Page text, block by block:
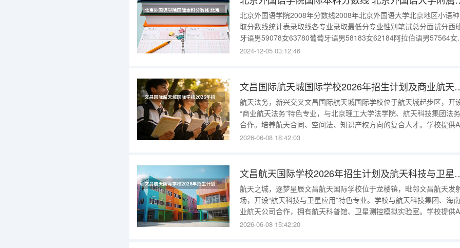
北京外国语学院2008年分数线2008年北京外国语大学北京地区小语
取分数线统计表录取线各专业录取最低分专业性别笔试总分面试分西
牙语男59078女63780葡萄牙语男58183女62184阿拉伯语男57564女
60972俄语男59084女61585意大利语男61881女62487波兰语男56369
2024-12-05 03:12:46
文昌国际航天城国
航天法务，新兴交叉文昌国际航天城国际学校位于航天城起步区，开
“商业航天法务”特色专业，与北京理工大学法学院、航天科技集团法
合作。培养航天合同、空间法、知识产权方向的复合人才。学校提供
美国历史、A-Level法律课程。2026年招生名额计划招生80人（小而
2026-06-08 18:42:03
文昌航天国际学校
航天之城，逐梦星辰文昌航天国际学校位于龙楼镇，毗邻文昌航天发
场，开设“航天科技与卫星应用”特色专业。学校与航天科技集团、海
业航天公司合作，拥有航天科普馆、卫星测控模拟实验室。学校提供
物理、计算机科学A及A-Level数学课程，培养航天后备人才。2026年招
2026-06-08 15:42:20